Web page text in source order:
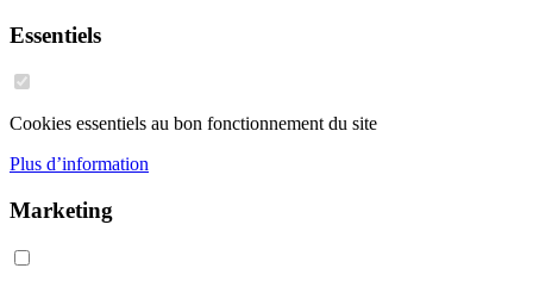
Essentiels
Cookies essentiels au bon fonctionnement du site
Plus d’information
Marketing